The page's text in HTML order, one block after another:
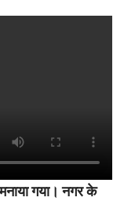
गया। नगर के